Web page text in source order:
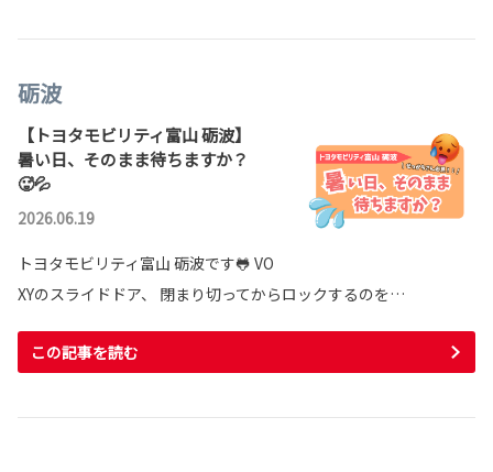
砺波
【トヨタモビリティ富山 砺波】
暑い日、そのまま待ちますか？
🥵💦
2026.06.19
トヨタモビリティ富山 砺波です🐸 VO
XYのスライドドア、 閉まり切ってからロックするのを…
この記事を読む